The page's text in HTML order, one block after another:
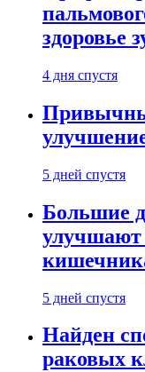
здоровье
4 дня спустя
5 дней спустя
Большие
улучшают
5 дней спустя
Найден
раковых